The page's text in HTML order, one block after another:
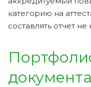
категорию на
составлять отчет не